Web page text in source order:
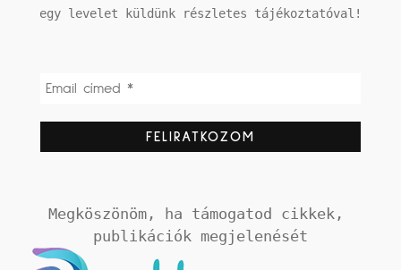
egy levelet küldünk részletes tájékoztatóval!
Megköszönöm, ha támogatod cikkek,
publikációk megjelenését